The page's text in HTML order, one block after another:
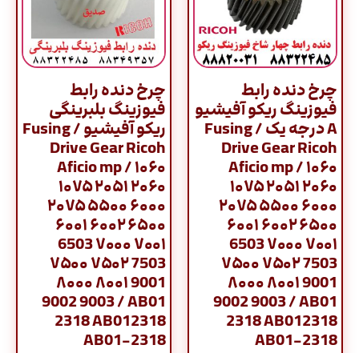
چرخ دنده رابط
فیوزینگ ریکو آفیشیو
A درجه یک / Fusing
Drive Gear Ricoh
Aficio mp / ۱۰۶۰
۱۰۷۵ ۲۰۵۱ ۲۰۶۰
۲۰۷۵ ۵۵۰۰ ۶۰۰۰
۶۰۰۱ ۶۰۰۲ ۶۵۰۰
6503 ۷۰۰۰ ۷۰۰۱
۷۵۰۰ ۷۵۰۲ 7503
۸۰۰۰ ۸۰۰۱ 9001
9002 9003 / AB01
2318 AB012318
AB01-2318
چرخ دنده رابط
فیوزینگ بلبرینگی
ریکو آفیشیو / Fusing
Drive Gear Ricoh
Aficio mp / ۱۰۶۰
۱۰۷۵ ۲۰۵۱ ۲۰۶۰
۲۰۷۵ ۵۵۰۰ ۶۰۰۰
۶۰۰۱ ۶۰۰۲ ۶۵۰۰
6503 ۷۰۰۰ ۷۰۰۱
۷۵۰۰ ۷۵۰۲ 7503
۸۰۰۰ ۸۰۰۱ 9001
9002 9003 / AB01
2318 AB012318
AB01-2318